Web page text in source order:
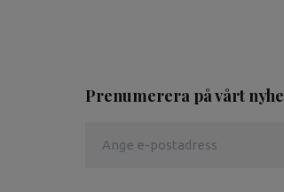
Prenumerera på vårt